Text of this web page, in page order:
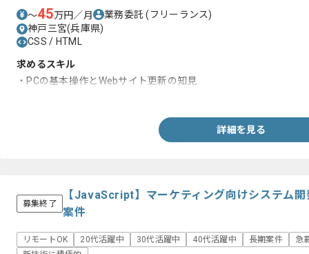
〜45万円／月 業務委託(フリーランス)
神戸三宮(兵庫県)
CSS / HTML
求めるスキル
・PCの基本操作とWebサイト更新の知見
詳細を見る
募集終了
【JavaScript】マーケティング向けシステム
案件
リモートOK 20代活躍中 30代活躍中 40代活躍中 長期案件
急